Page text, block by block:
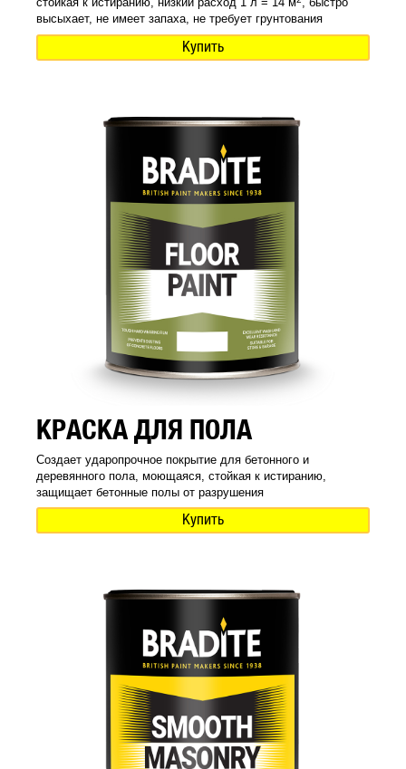
высыхает, не имеет запаха, не требует грунтования
Купить
КРАСКА ДЛЯ ПОЛА
Создает ударопрочное покрытие для бетонного и
деревянного пола, моющаяся, стойкая к истиранию,
защищает бетонные полы от разрушения
Купить